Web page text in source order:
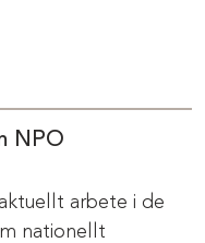
NPO
arbete i de
nationellt